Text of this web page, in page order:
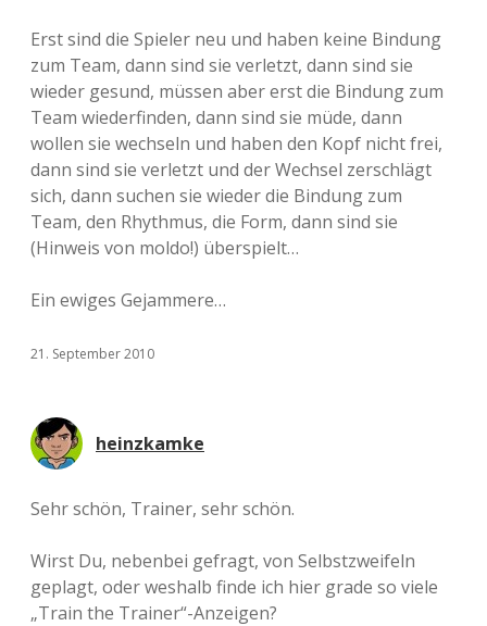
Erst sind die Spieler neu und haben keine Bindung
zum Team, dann sind sie verletzt, dann sind sie
wieder gesund, müssen aber erst die Bindung zum
Team wiederfinden, dann sind sie müde, dann
wollen sie wechseln und haben den Kopf nicht frei,
dann sind sie verletzt und der Wechsel zerschlägt
sich, dann suchen sie wieder die Bindung zum
Team, den Rhythmus, die Form, dann sind sie
(Hinweis von moldo!) überspielt…
Ein ewiges Gejammere…
21. September 2010
heinzkamke
Sehr schön, Trainer, sehr schön.
Wirst Du, nebenbei gefragt, von Selbstzweifeln
geplagt, oder weshalb finde ich hier grade so viele
„Train the Trainer“-Anzeigen?